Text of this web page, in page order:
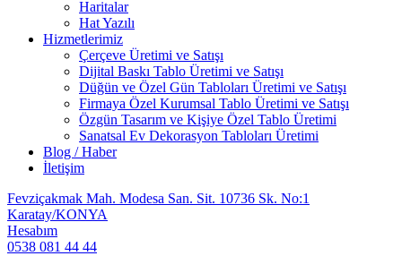
Haritalar
Hat Yazılı
Hizmetlerimiz
Çerçeve Üretimi ve Satışı
Dijital Baskı Tablo Üretimi ve Satışı
Düğün ve Özel Gün Tabloları Üretimi ve Satışı
Firmaya Özel Kurumsal Tablo Üretimi ve Satışı
Özgün Tasarım ve Kişiye Özel Tablo Üretimi
Sanatsal Ev Dekorasyon Tabloları Üretimi
Blog / Haber
İletişim
Fevziçakmak Mah. Modesa San. Sit. 10736 Sk. No:1
Karatay/KONYA
Hesabım
0538 081 44 44